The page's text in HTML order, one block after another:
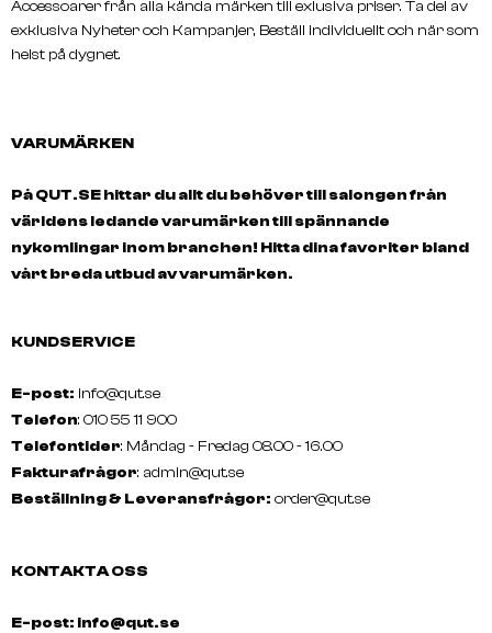
Accessoarer från alla kända märken till exlusiva priser. Ta del av
exklusiva Nyheter och Kampanjer, Beställ individuellt och när som
helst på dygnet.
VARUMÄRKEN
På QUT.SE hittar du allt du behöver till salongen från
världens ledande varumärken till spännande
nykomlingar inom branchen! Hitta dina favoriter bland
vårt breda utbud av varumärken.
KUNDSERVICE
E-post: info@qut.se
Telefon: 010 55 11 900
Telefontider: Måndag - Fredag 08.00 - 16.00
Fakturafrågor: admin@qut.se
Beställning & Leveransfrågor: order@qut.se
KONTAKTA OSS
E-post: info@qut.se